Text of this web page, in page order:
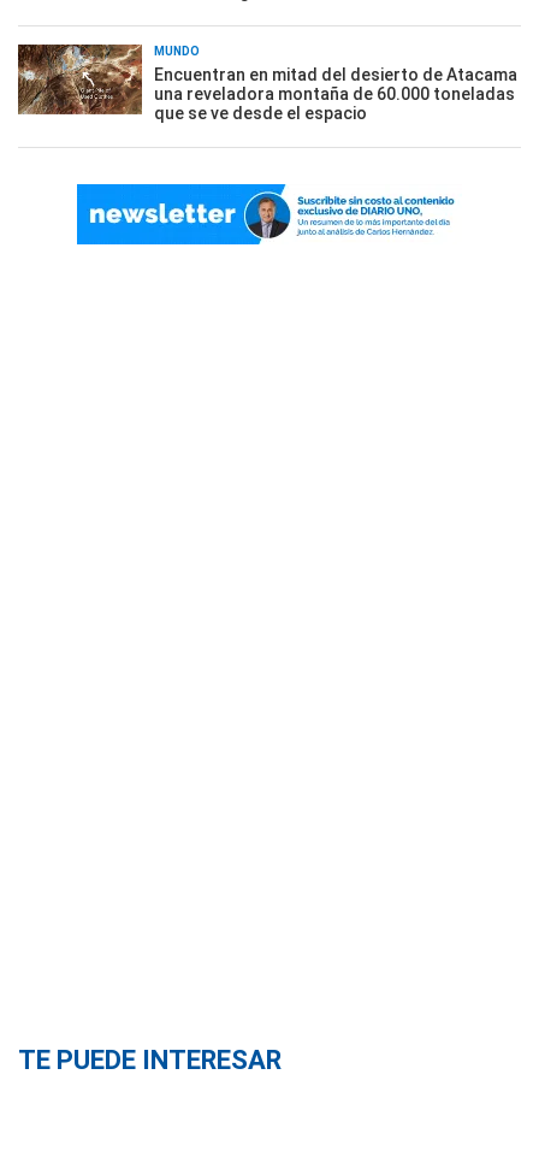
MUNDO
Encuentran en mitad del desierto de Atacama
una reveladora montaña de 60.000 toneladas
que se ve desde el espacio
TE PUEDE INTERESAR